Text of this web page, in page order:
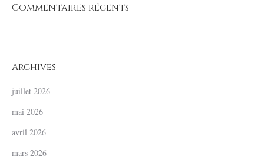
Commentaires récents
Archives
juillet 2026
mai 2026
avril 2026
mars 2026